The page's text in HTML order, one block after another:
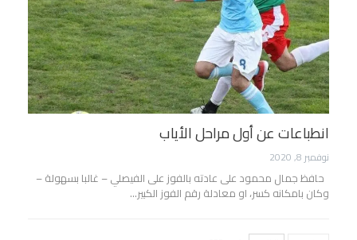
انطباعات عن أول مراحل الأياب
نوفمبر 8, 2020
حافظ جمال محمود على عادته بالفوز على الفيصلي – غالبا بسهولة –
وكان بامكانه كسر، او معادلة رقم الفوز الكبير…